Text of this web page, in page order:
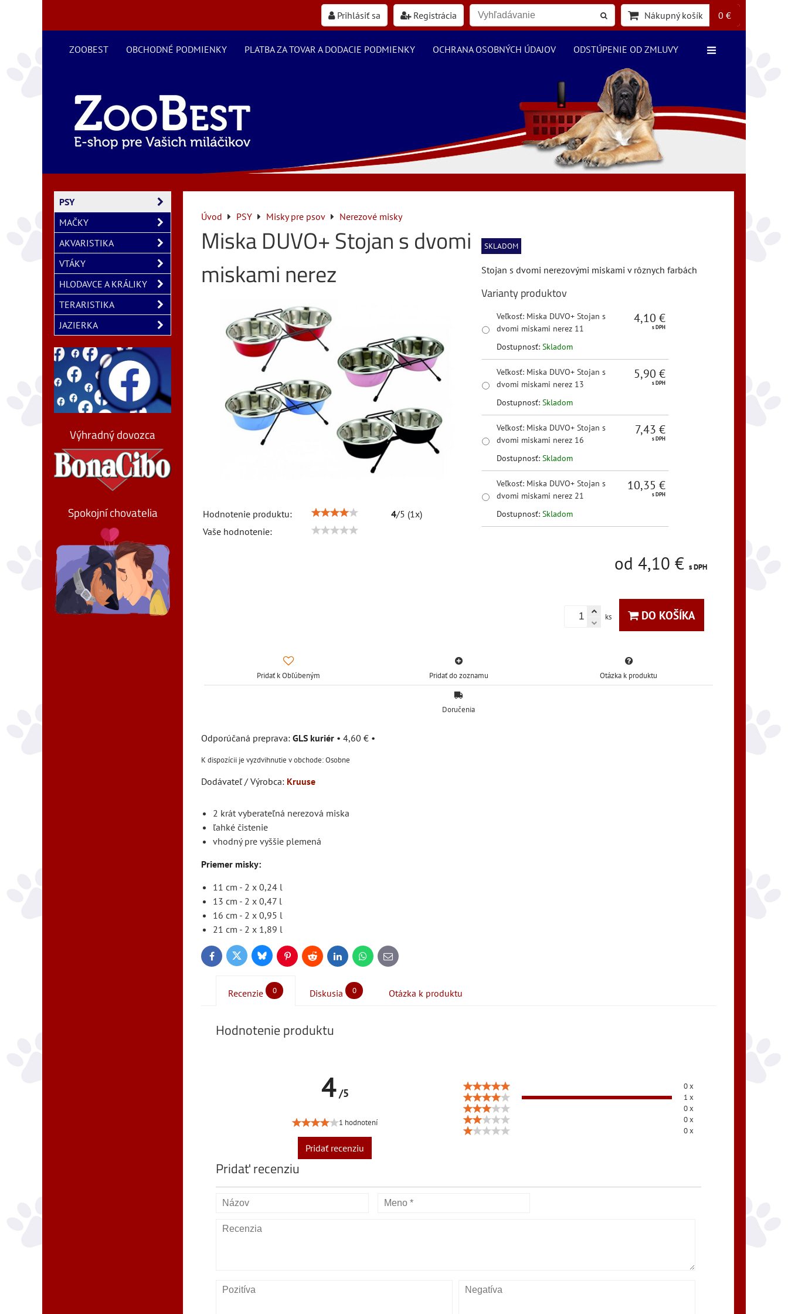
Prihlásiť sa Registrácia Nákupný košík 0 €
ZOOBEST OBCHODNÉ PODMIENKY PLATBA ZA TOVAR A DODACIE PODMIENKY OCHRANA OSOBNÝCH ÚDAJOV ODSTÚPENIE OD ZMLUVY
Úvod PSY Misky pre psov Nerezové misky
Miska DUVO+ Stojan s dvomi
miskami nerez
Hodnotenie produktu: 4/5 (1 x)
Vaše hodnotenie:
SKLADOM
Stojan s dvomi nerezovými miskami v rôznych farbách
Varianty produktov
Veľkosť: Miska DUVO+ Stojan s
dvomi miskami nerez 11
Dostupnosť: Skladom
4,10 €
s DPH
Veľkosť: Miska DUVO+ Stojan s
dvomi miskami nerez 13
Dostupnosť: Skladom
5,90 €
s DPH
Veľkosť: Miska DUVO+ Stojan s
dvomi miskami nerez 16
Dostupnosť: Skladom
7,43 €
s DPH
Veľkosť: Miska DUVO+ Stojan s
dvomi miskami nerez 21
Dostupnosť: Skladom
10,35 €
s DPH
od 4,10 € s DPH
ks DO KOŠÍKA
Pridať k Obľúbeným Pridať do zoznamu Otázka k produktu
Doručenia
GLS kuriér • 4,60 € •
Osobne
Dodávateľ / Výrobca: Kruuse
2 krát vyberateľná nerezová miska
ľahké čistenie
vhodný pre vyššie plemená
Priemer misky:
11 cm - 2 x 0,24 l
13 cm - 2 x 0,47 l
16 cm - 2 x 0,95 l
21 cm - 2 x 1,89 l
FacebookTwitter BlueskyPinterestReddit LinkedInWhatsApp
E-
mail
Recenzie 0 Diskusia 0 Otázka k produktu
Hodnotenie produktu
4/5
1 hodnotení
Pridať recenziu
0 x
1 x
0 x
0 x
0 x
Pridať recenziu
PSY
MAČKY
AKVARISTIKA
VTÁKY
HLODAVCE A KRÁLIKY
TERARISTIKA
JAZIERKA
Výhradný dovozca
Spokojní chovatelia